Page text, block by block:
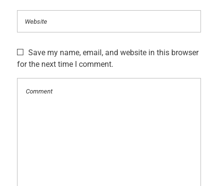
Save my name, email, and website in this browser
for the next time I comment.